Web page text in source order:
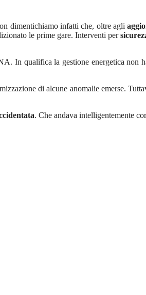
dimentichiamo infatti che, oltre agli
le prime gare. Interventi per
In qualifica la gestione energetica non
di alcune anomalie emerse.
. Che andava intelligentemente